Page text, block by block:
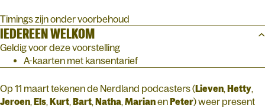
Timings zijn onder voorbehoud
IEDEREEN WELKOM
Geldig voor deze voorstelling
A-kaarten met kansentarief
Op 11 maart tekenen de Nerdland podcasters (Lieven Hetty
Jeroen Els Kurt Bart Natha MarianenPeter) weer present